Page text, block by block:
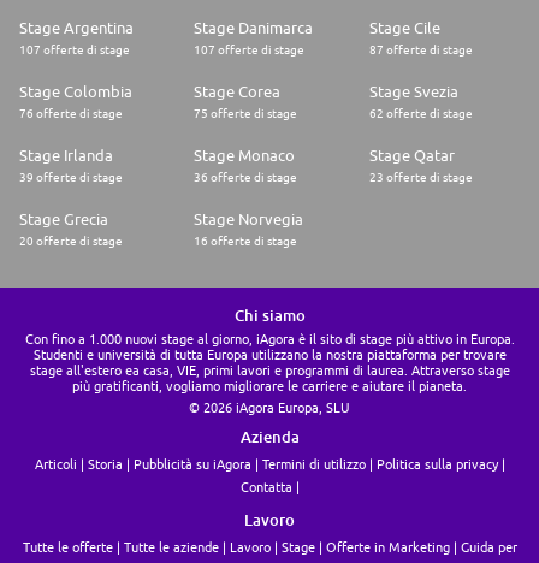
Stage Argentina
107 offerte di stage
Stage Danimarca
107 offerte di stage
Stage Cile
87 offerte di stage
Stage Colombia
76 offerte di stage
Stage Corea
75 offerte di stage
Stage Svezia
62 offerte di stage
Stage Irlanda
39 offerte di stage
Stage Monaco
36 offerte di stage
Stage Qatar
23 offerte di stage
Stage Grecia
20 offerte di stage
Stage Norvegia
16 offerte di stage
Chi siamo
Con fino a 1.000 nuovi stage al giorno, iAgora è il sito di stage più attivo in Europa.
Studenti e università di tutta Europa utilizzano la nostra piattaforma per trovare
stage all'estero ea casa, VIE, primi lavori e programmi di laurea. Attraverso stage
più gratificanti, vogliamo migliorare le carriere e aiutare il pianeta.
© 2026 iAgora Europa, SLU
Azienda
Articoli Storia Pubblicità su iAgora Termini di utilizzo
Politica sulla privacy
Contatta
Lavoro
Tutte le offerte Tutte le aziende Lavoro Stage Offerte in Marketing
Guida per